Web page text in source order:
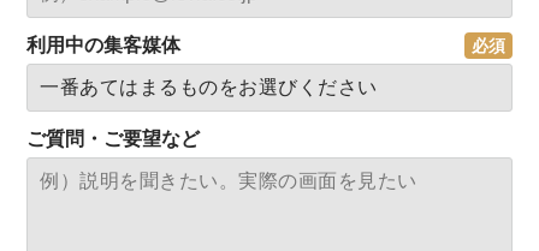
利用中の集客媒体
ご質問・ご要望など